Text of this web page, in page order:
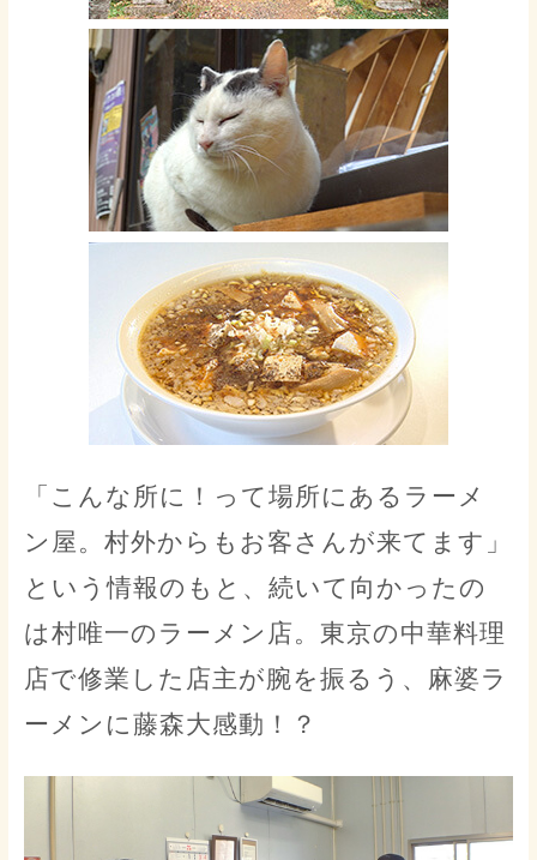
「こんな所に！って場所にあるラーメ
ン屋。村外からもお客さんが来てます」
という情報のもと、続いて向かったの
は村唯一のラーメン店。東京の中華料理
店で修業した店主が腕を振るう、麻婆ラ
ーメンに藤森大感動！？